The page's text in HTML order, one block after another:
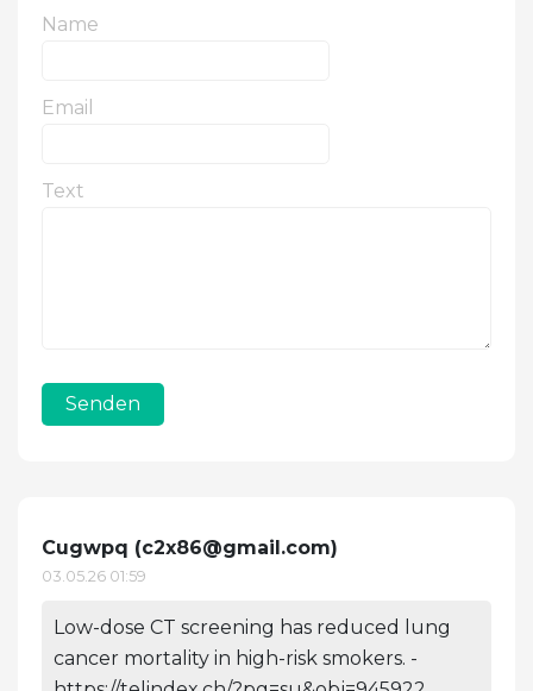
Name
Email
Text
Senden
Cugwpq (c2x86@gmail.com)
03.05.26 01:59
Low-dose CT screening has reduced lung
cancer mortality in high-risk smokers. -